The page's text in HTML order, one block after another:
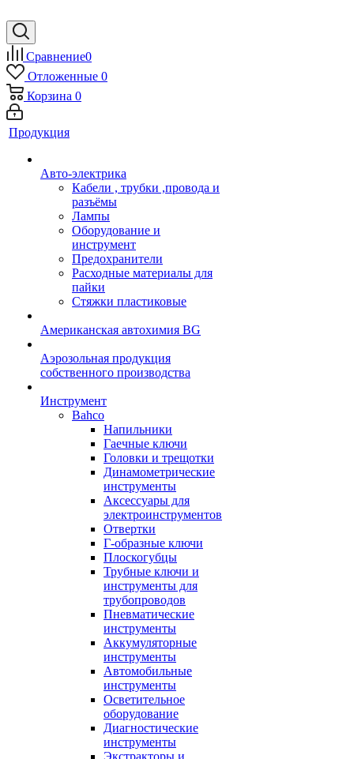
Сравнение0
Отложенные 0
Корзина 0
Продукция
Авто-электрика
Кабели , трубки ,провода и
разъёмы
Лампы
Оборудование и
инструмент
Предохранители
Расходные материалы для
пайки
Стяжки пластиковые
Американская автохимия BG
Аэрозольная продукция
собственного производства
Инструмент
Bahco
Напильники
Гаечные ключи
Головки и трещотки
Динамометрические
инструменты
Аксессуары для
электроинструментов
Отвертки
Г-образные ключи
Плоскогубцы
Трубные ключи и
инструменты для
трубопроводов
Пневматические
инструменты
Аккумуляторные
инструменты
Автомобильные
инструменты
Осветительное
оборудование
Диагностические
инструменты
Экстракторы и